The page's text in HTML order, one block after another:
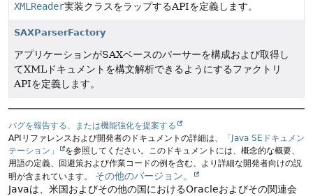
XMLReader実装クラスをラップするAPIを定義します。
SAXParserFactory
アプリケーションがSAXベースのパーサーを構成および取得し
てXMLドキュメントを構文解析できるようにするファクトリ
APIを定義します。
バグを報告する、または機能強化を提案する
APIリファレンスおよび開発者のドキュメントの詳細は、
「Java SEドキュメン
テーション」
を参照してください。このドキュメントには、概念的な概要、
用語の定義、回避策および作業コードの例を含む、より詳細な開発者向けの説
明が含まれています。
その他のバージョン。
Javaは、米国およびその他の国におけるOracleおよびその関連会